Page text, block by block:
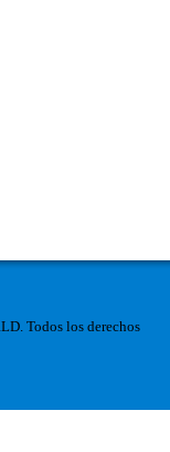
Todos los derechos